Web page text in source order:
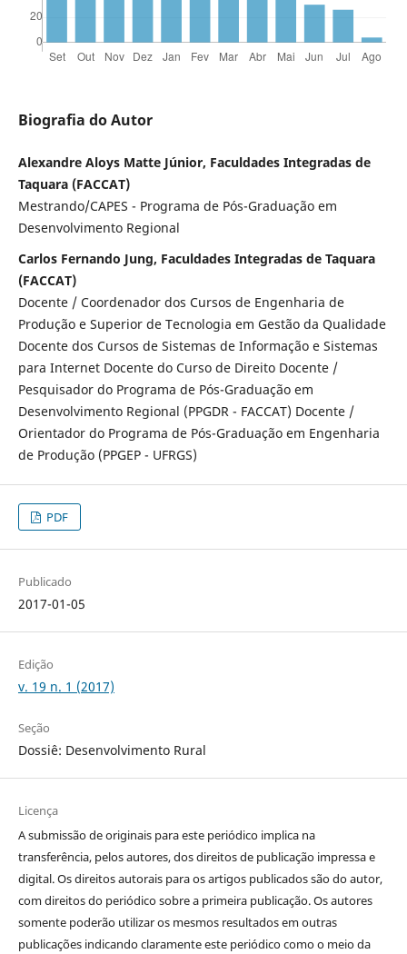
Biografia do Autor
Alexandre Aloys Matte Júnior, Faculdades Integradas de
Taquara (FACCAT)
Mestrando/CAPES - Programa de Pós-Graduação em
Desenvolvimento Regional
Carlos Fernando Jung, Faculdades Integradas de Taquara
(FACCAT)
Docente / Coordenador dos Cursos de Engenharia de
Produção e Superior de Tecnologia em Gestão da Qualidade
Docente dos Cursos de Sistemas de Informação e Sistemas
para Internet Docente do Curso de Direito Docente /
Pesquisador do Programa de Pós-Graduação em
Desenvolvimento Regional (PPGDR - FACCAT) Docente /
Orientador do Programa de Pós-Graduação em Engenharia
de Produção (PPGEP - UFRGS)
PDF
Publicado
2017-01-05
Edição
v. 19 n. 1 (2017)
Seção
Dossiê: Desenvolvimento Rural
Licença
A submissão de originais para este periódico implica na
transferência, pelos autores, dos direitos de publicação impressa e
digital. Os direitos autorais para os artigos publicados são do autor,
com direitos do periódico sobre a primeira publicação. Os autores
somente poderão utilizar os mesmos resultados em outras
publicações indicando claramente este periódico como o meio da